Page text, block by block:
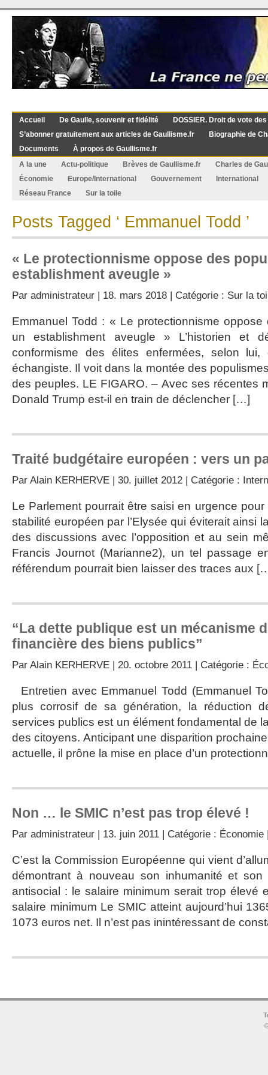
Accueil De Gaulle, souvenir et fidélité
DOSSIER. Droit de vote
S’abonner gratuitement aux articles de Gaullisme.fr
Biographie de
Documents
À propos de Gaullisme.fr
A la une
Actu-politique Brèves de Gaullisme.fr
Charles de
Économie
Europe/International Gouvernement
International
Réseau France
Sur la toile
Posts Tagged ‘ Emmanuel Todd ’
« Le protectionnisme oppose des
establishment aveugle »
Par administrateur | 18. mars 2018 | Catégorie : Sur la
Emmanuel Todd : « Le protectionnisme
un establishment aveugle » L’historien et
conformisme des élites enfermées, selon
échangiste. Il voit dans la montée des
des peuples. LE FIGARO. – Avec ses récentes
Donald Trump est-il en train de déclencher […]
Traité budgétaire européen : vers un
Par Alain KERHERVE | 30. juillet 2012 | Catégorie :
Le Parlement pourrait être saisi en urgence
stabilité européen par l’Elysée qui éviterait ainsi
des discussions avec l’opposition et au sein
Francis Journot (Marianne2), un tel passage
référendum pourrait bien laisser des traces aux
“La dette publique est un mécanisme
financière des biens publics”
Par Alain KERHERVE | 20. octobre 2011 | Catégorie :
Entretien avec Emmanuel Todd (Emmanuel
plus corrosif de sa génération, la réduction
services publics est un élément fondamental de
des citoyens. Anticipant une disparition
actuelle, il prône la mise en place d’un
Non … le SMIC n’est pas trop élevé !
Par administrateur | 13. juin 2011 | Catégorie : Économie
C’est la Commission Européenne qui vient
démontrant à nouveau son inhumanité et son
antisocial : le salaire minimum serait trop élevé
salaire minimum Le SMIC atteint aujourd’hui
1073 euros net. Il n’est pas inintéressant de